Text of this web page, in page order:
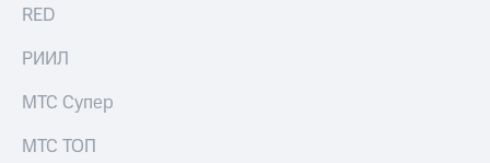
Описание
Уведомление
RED
РИИЛ
МТС Супер
МТС ТОП